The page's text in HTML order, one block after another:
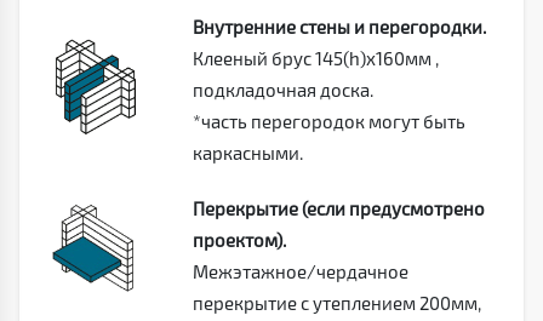
Внутренние стены и перегородки.
Клееный брус 145(h)х160мм ,
подкладочная доска.
*часть перегородок могут быть
каркасными.
Перекрытие (если предусмотрено
проектом).
Межэтажное/чердачное
перекрытие с утеплением 200мм,